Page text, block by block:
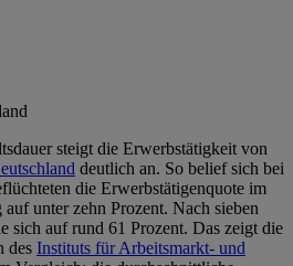
steigt die Erwerbstätigkeit von
deutlich an. So belief sich bei
die Erwerbstätigenquote im
unter zehn Prozent. Nach sieben
sich auf rund 61 Prozent. Das zeigt die
des Instituts für Arbeitsmarkt- und